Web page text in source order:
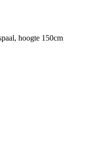
hoogte 150cm